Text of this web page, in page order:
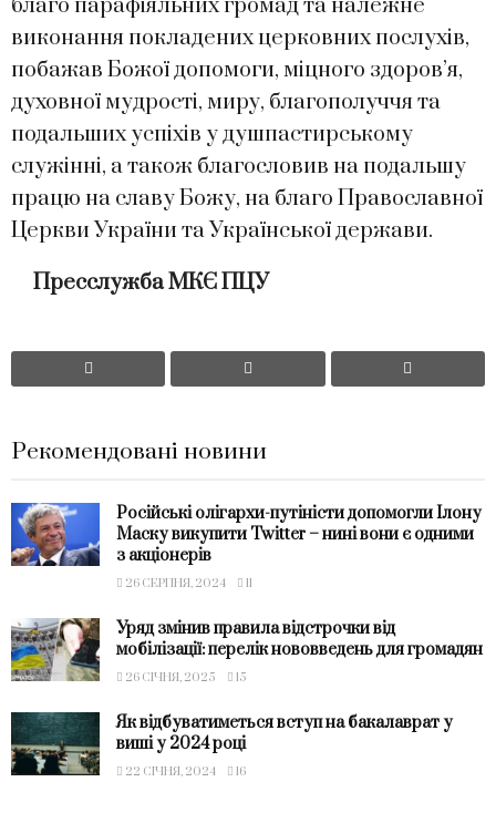
благо парафіяльних громад та належне
виконання покладених церковних послухів,
побажав Божої допомоги, міцного здоров’я,
духовної мудрості, миру, благополуччя та
подальших успіхів у душпастирському
служінні, а також благословив на подальшу
працю на славу Божу, на благо Православної
Церкви України та Української держави.
Пресслужба МКЄ ПЦУ
Рекомендовані новини
Російські олігархи-путіністи допомогли Ілону
Маску викупити Twitter – нині вони є одними
з акціонерів
26 СЕРПНЯ, 2024 11
Уряд змінив правила відстрочки від
мобілізації: перелік нововведень для громадян
26 СІЧНЯ, 2025 15
Як відбуватиметься вступ на бакалаврат у
виші у 2024 році
22 СІЧНЯ, 2024 16